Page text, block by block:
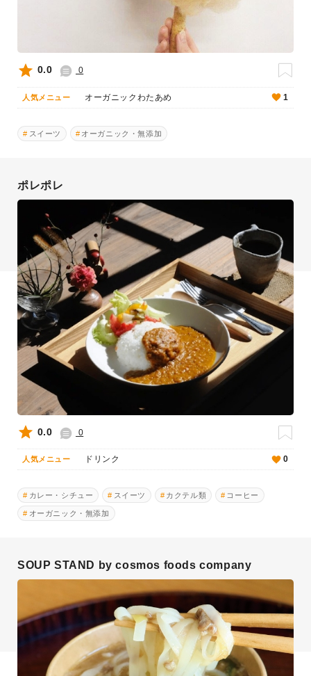
0.0 0
人気メニュー オーガニックわたあめ 1
スイーツ オーガニック・無添加
ポレポレ
0.0 0
人気メニュー ドリンク 0
カレー・シチュー スイーツ カクテル類 コーヒー
オーガニック・無添加
SOUP STAND by cosmos foods company